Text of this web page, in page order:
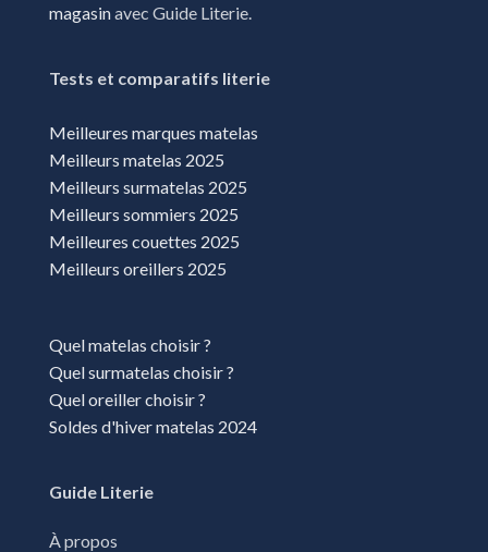
magasinavec Guide Literie.
Tests et comparatifs literie
Meilleures marques matelas
Meilleurs matelas 2025
Meilleurs surmatelas 2025
Meilleurs sommiers 2025
Meilleures couettes 2025
Meilleurs oreillers 2025
Quel matelas choisir ?
Quel surmatelas choisir ?
Quel oreiller choisir ?
Soldes d'hiver matelas 2024
Guide Literie
À propos